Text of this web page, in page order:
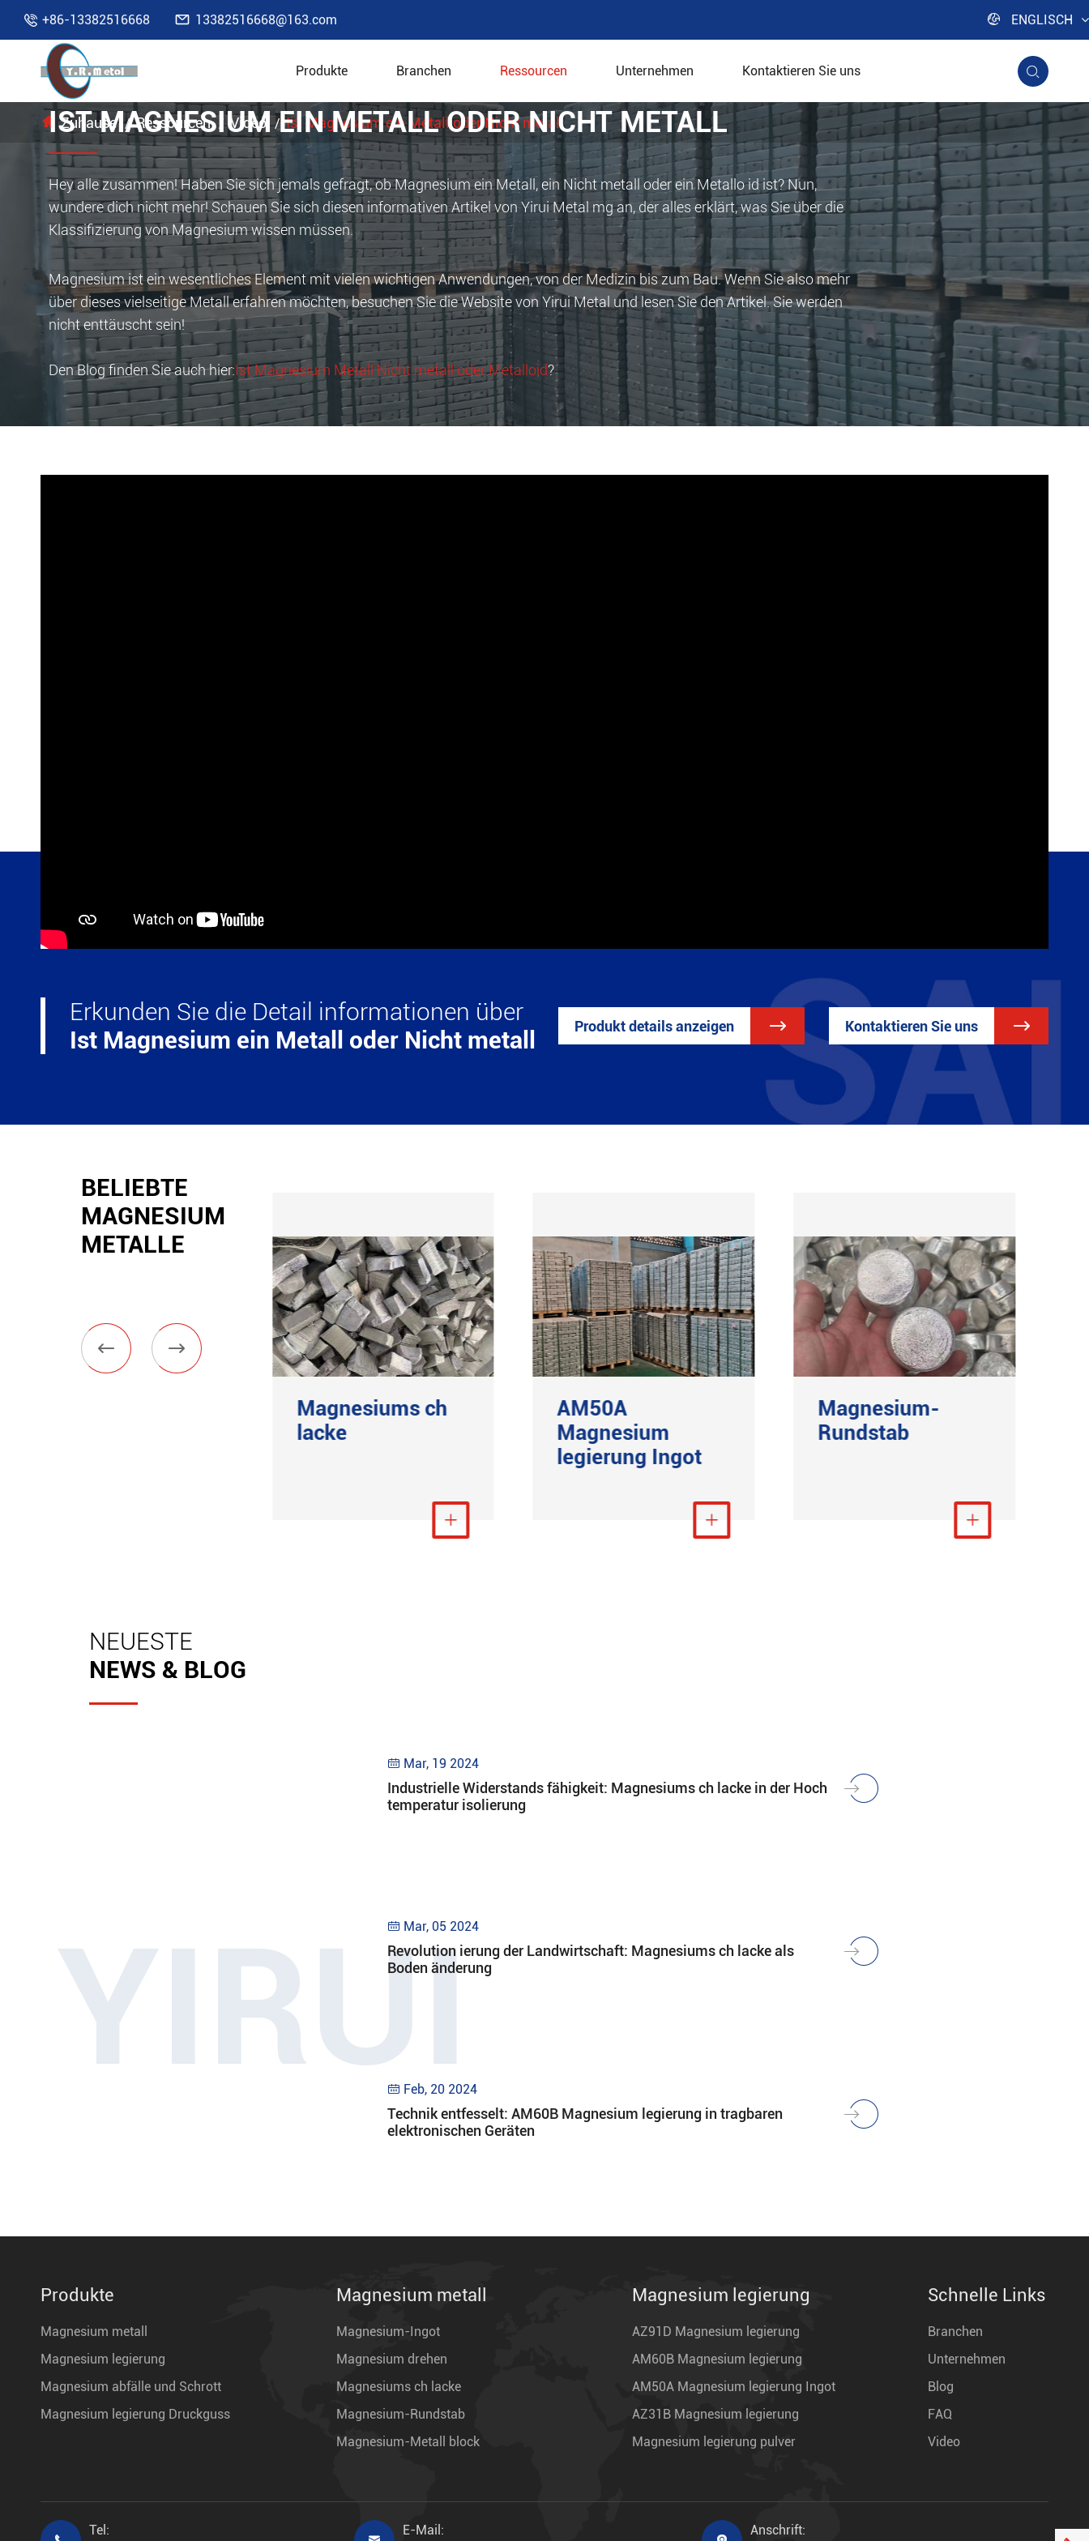
 +86-13382516668  13382516668@163.com  ENGLISCH
Produkte Branchen Ressourcen Unternehmen Kontaktieren Sie uns 
Zuhause Ressourcen Video Ist Magnesium ein Metall oder Nicht metall
IST MAGNESIUM EIN METALL ODER NICHT METALL
Hey alle zusammen! Haben Sie sich jemals gefragt, ob Magnesium ein Metall, ein Nicht metall oder ein Metallo id ist? Nun,
wundere dich nicht mehr! Schauen Sie sich diesen informativen Artikel von Yirui Metal mg an, der alles erklärt, was Sie über die
Klassifizierung von Magnesium wissen müssen.
Magnesium ist ein wesentliches Element mit vielen wichtigen Anwendungen, von der Medizin bis zum Bau. Wenn Sie also mehr
über dieses vielseitige Metall erfahren möchten, besuchen Sie die Website von Yirui Metal und lesen Sie den Artikel. Sie werden
nicht enttäuscht sein!
Den Blog finden Sie auch hier:Ist Magnesium Metall Nicht metall oder Metalloid?
Erkunden Sie die Detail informationen über
Ist Magnesium ein Metall oder Nicht metall
Produkt details anzeigen  Kontaktieren Sie uns 
BELIEBTE
MAGNESIUM
METALLE
 
Magnesiums ch
lacke
Mehr anzeigen

AM50A
Magnesium
legierung Ingot
Mehr anzeigen

Magnesium-
Rundstab
Mehr anzeigen

NEUESTE
NEWS & BLOG
 Mar, 19 2024
Industrielle Widerstands fähigkeit: Magnesiums ch lacke in der Hoch
temperatur isolierung
 Mar, 05 2024
Revolution ierung der Landwirtschaft: Magnesiums ch lacke als
Boden änderung
 Feb, 20 2024
Technik entfesselt: AM60B Magnesium legierung in tragbaren
elektronischen Geräten
Produkte
Magnesium metall
Magnesium legierung
Magnesium abfälle und Schrott
Magnesium legierung Druckguss
Magnesium metall
Magnesium-Ingot
Magnesium drehen
Magnesiums ch lacke
Magnesium-Rundstab
Magnesium-Metall block
Magnesium legierung
AZ91D Magnesium legierung
AM60B Magnesium legierung
AM50A Magnesium legierung Ingot
AZ31B Magnesium legierung
Magnesium legierung pulver
Schnelle Links
Branchen
Unternehmen
Blog
FAQ
Video
Tel: E-Mail: Anschrift: